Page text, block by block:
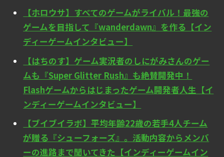
【ホロウサ】すべてのゲームがライバル！最強の
ゲームを目指して『wanderdawn』を作る【イン
ディーゲームインタビュー】
【はちのす】ゲーム実況者のしにがみさんのゲー
ムも『Super Glitter Rush』も絶賛開発中！
Flashゲームからはじまったゲーム開発者人生【イ
ンディーゲームインタビュー】
【ブイブイラボ】平均年齢22歳の若手4人チーム
が贈る『シューフォーズ』。活動内容からメンバ
ーの進路まで聞いてきた【インディーゲームイン